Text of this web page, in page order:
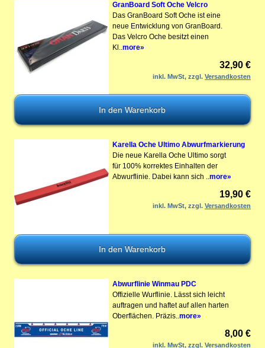
GranBoard Soft Oche Velcro
Das GranBoard Soft Oche ist eine
neue Entwicklung von GranBoard.
Das Velcro Oche besitzt einen
Kl..more»
32,90 €
inkl. MwSt, zzgl.Versandkosten
Karella Oche Ultimo Abwurfmarkierung
Die neue Karella Oche Ultimo sorgt
für 100% korrektes Einhalten der
Abwurflinie. Dabei kann sich .. more»
19,90 €
inkl. MwSt, zzgl.Versandkosten
Abwurflinie Winmau PDC
Offizielle Wurflinie. Lässt sich leicht
auftragen und haftet auf allen harten
Oberflächen. Präzis..more»
8,00 €
inkl. MwSt, zzgl.Versandkosten